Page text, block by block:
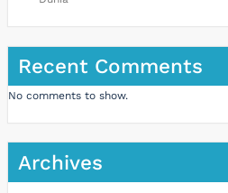
Recent Comments
No comments to show.
Archives